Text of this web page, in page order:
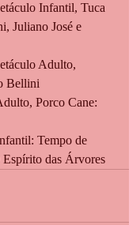
Infantil, Tuca
Juliano José e
Adulto,
Bellini
Porco Cane:
Tempo de
Espírito das Árvores